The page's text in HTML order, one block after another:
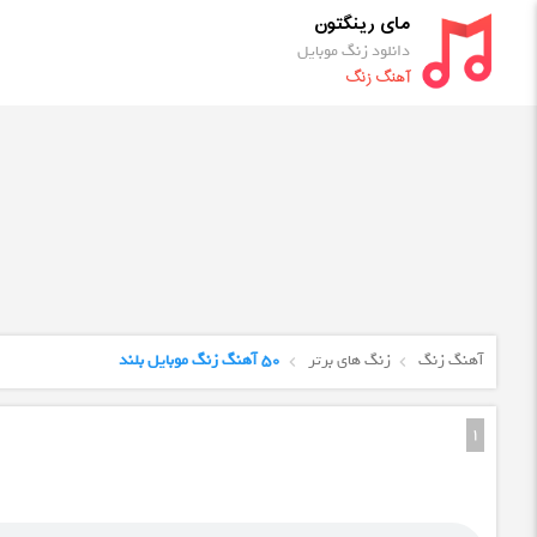
مای رینگتون
دانلود زنگ موبایل
آهنگ زنگ
آهنگ زنگ زنگ های برتر 50 آهنگ زنگ موبایل بلند
1